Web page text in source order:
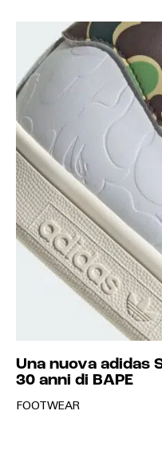
Una nuova adidas
30 anni di BAPE
FOOTWEAR